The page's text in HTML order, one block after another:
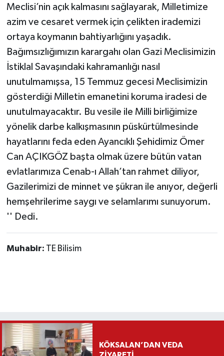
Meclisi’nin açık kalmasını sağlayarak, Milletimize
azim ve cesaret vermek için çelikten irademizi
ortaya koymanın bahtiyarlığını yaşadık.
Bağımsızlığımızın karargahı olan Gazi Meclisimizin
İstiklal Savaşındaki kahramanlığı nasıl
unutulmamışsa, 15 Temmuz gecesi Meclisimizin
gösterdiği Milletin emanetini koruma iradesi de
unutulmayacaktır. Bu vesile ile Milli birliğimize
yönelik darbe kalkışmasının püskürtülmesinde
hayatlarını feda eden Ayancıklı Şehidimiz Ömer
Can AÇIKGÖZ başta olmak üzere bütün vatan
evlatlarımıza Cenab-ı Allah’tan rahmet diliyor,
Gazilerimizi de minnet ve şükran ile anıyor, değerli
hemşehrilerime saygı ve selamlarımı sunuyorum.
'' Dedi.
Muhabir: TE Bilisim
KÖKSALAN’DAN VEDA